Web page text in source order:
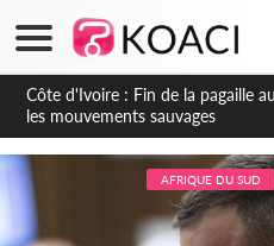
Côte d'Ivoire : Ouattara promet
déguerpissements illégaux
AFRIQUE DU SUD